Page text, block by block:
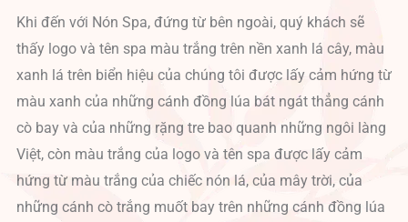
Khi đến với Nón Spa, đứng từ bên ngoài, quý khách sẽ
thấy logo và tên spa màu trắng trên nền xanh lá cây, màu
xanh lá trên biển hiệu của chúng tôi được lấy cảm hứng từ
màu xanh của những cánh đồng lúa bát ngát thẳng cánh
cò bay và của những rặng tre bao quanh những ngôi làng
Việt, còn màu trắng của logo và tên spa được lấy cảm
hứng từ màu trắng của chiếc nón lá, của mây trời, của
những cánh cò trắng muốt bay trên những cánh đồng lúa